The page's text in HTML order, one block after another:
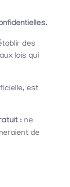
des
lois qui
est
: ne
de